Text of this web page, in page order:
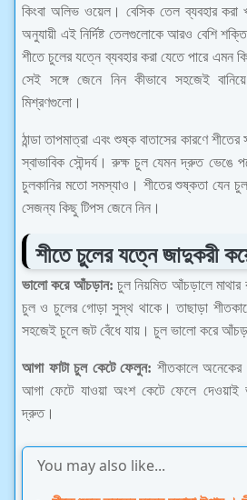
কিংবা অলিভ ওয়েল। বেসিক তেল ব্যবহার করা
অনুযায়ী এই নির্দিষ্ট তেলগুলোকে আরও বেশি
শীতে চুলের যত্নে ব্যবহার করা যেতে পারে এমন
সেই সঙ্গে জেনে নিন কীভাবে সহজেই
মিশ্রণগুলো।
ঠান্ডা তাপমাত্রা এবং শুষ্ক বাতাসের কারণে
স্বাভাবিক সৌন্দর্য। রুক্ষ চুল যেমন দ্রুত ভেঙে
চুলকানির মতো সমস্যাও। শীতের শুষ্কতা যেন
সেজন্য কিছু টিপস জেনে নিন।
শীতে চুলের যত্নে জাদুকরী
ভালো করে আঁচড়ান: চুল নিয়মিত আঁচড়ালে
চুল ও চুলের গোড়া সুস্থ থাকে। তাছাড়া
সহজেই চুলে জট বেঁধে যায়। চুল ভালো করে
আগা ফাটা চুল কেটে ফেলুন: শীতকালে
আগা ফেটে যাওয়া অংশ কেটে ফেলে
দ্রুত।
You may also like...